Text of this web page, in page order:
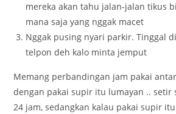
mereka akan tahu jalan-jalan tikus
mana saja yang nggak macet
Nggak pusing nyari parkir. Tinggal
telpon deh kalo minta jemput
Memang perbandingan jam pakai
dengan pakai supir itu lumayan .. setir
24 jam, sedangkan kalau pakai supir